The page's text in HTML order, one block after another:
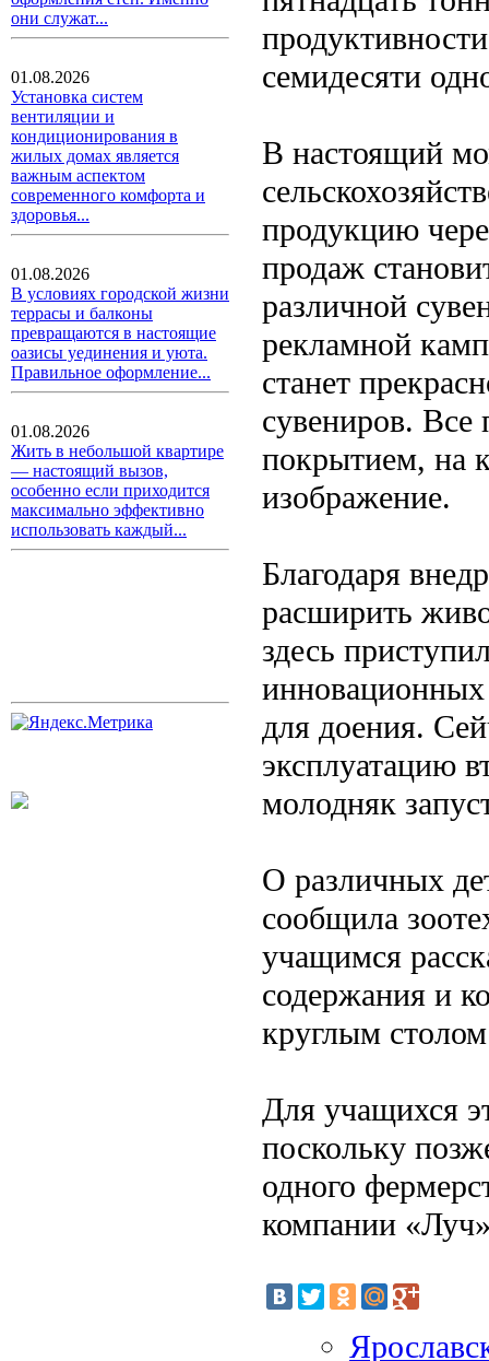
они служат...
01.08.2026
Установка систем
вентиляции и
кондиционирования в
жилых домах является
важным аспектом
современного комфорта и
здоровья...
01.08.2026
В условиях городской жизни
террасы и балконы
превращаются в настоящие
оазисы уединения и уюта.
Правильное оформление...
01.08.2026
Жить в небольшой квартире
— настоящий вызов,
особенно если приходится
максимально эффективно
использовать каждый...
семидесяти
В настоящий
продукцию
продаж
различной
рекламной
станет
сувениров. Все
покрытием, на
изображение.
Благодаря
расширить
здесь
инновационных
для доения.
эксплуатацию
молодняк
О различных
сообщила
учащимся
содержания и
круглым
Для учащихся
поскольку
одного
компании